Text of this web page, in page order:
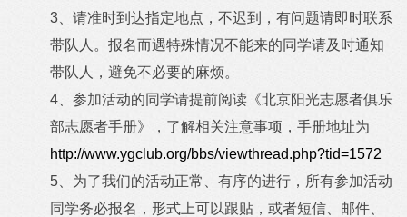
3、请准时到达指定地点，不迟到，有问题请即时联系
带队人。报名而遇特殊情况不能来的同学请及时通知
带队人，避免不必要的麻烦。
4、参加活动的同学请提前阅读《北京阳光志愿者俱乐
部志愿者手册》，了解相关注意事项，手册地址为
http://www.ygclub.org/bbs/viewthread.php?tid=1572
5、为了我们的活动正常、有序的进行，所有参加活动
同学务必报名，形式上可以跟贴，或者短信、邮件、